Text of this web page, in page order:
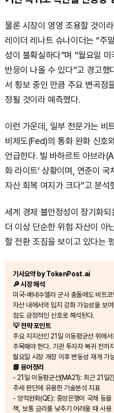
물론 시장이 영영 조용할 것이
레이더 레나트 슈나이더는 “주
성이 불확실하다”며 “월요일
반응이 나올 수 있다”고 경고했
서 횡보 중인 만큼 주요 변곡점
정될 것이라 예측했다.
이런 가운데, 일부 전문가는 비
비제도(Fed)의 통화 완화 신호
언급한다. 빌 바하르트 아브라
화 라이트’ 상황이며, 연준이
자산 회복 여지가 크다”고 분석
세계 경제 불안정성이 장기화되
더 이상 단순한 위험 자산이 아
할 전환 조짐을 보이고 있다는
기사요약 by TokenPost.ai
🔎 시장 해석
미국-베네수엘라 군사 충돌에도 비트
자산 내에서의 입지 강화 가능성을 보
점도 긍정적인 신호로 해석된다.
💡 전략 포인트
주요 지지선인 21일 이동평균선 위에
주목해야 한다. 기관 투자자 복귀 전까
월요일 시장 개장 이후 변동성 재개 가
📘 용어정리
- 21일 이동평균선(MA21): 최근 21일
추세 판단에 유용한 기술분석 지표
- 양적완화(QE): 중앙은행이 국채 등
책, 보통 금리를 낮추기 어려울 때 사용